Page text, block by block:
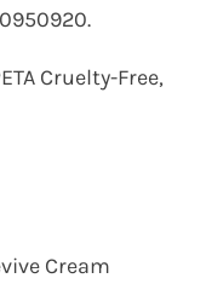
Cruelty-Free,
Cream